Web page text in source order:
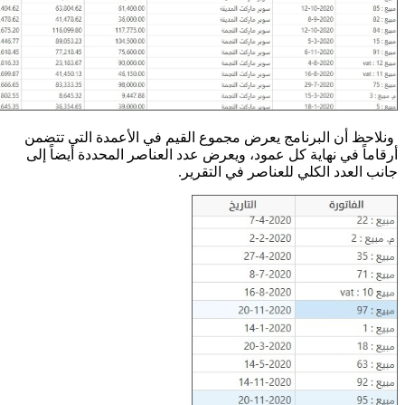
ونلاحظ أن البرنامج يعرض مجموع القيم في الأعمدة التي تتضمن
أرقاماً في نهاية كل عمود، ويعرض عدد العناصر المحددة أيضاً إلى
جانب العدد الكلي للعناصر في التقرير.